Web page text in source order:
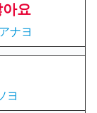
요
ナヨ
ヨ